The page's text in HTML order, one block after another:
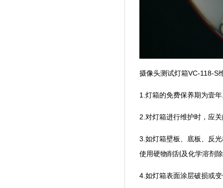
摄像头测试灯箱VC-118-S
1.灯箱的免费保养期为壹年
2.对灯箱进行维护时，应关闭
3.如灯箱壁板、底板
使用硬物削刮及化学溶剂除污
4.如灯箱表面涂层破损或变